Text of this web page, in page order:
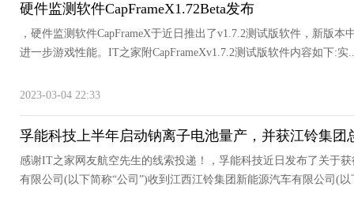
硬件监测软件CapFrameX1.72Beta发布
，硬件监测软件CapFrameX于近日推出了v1.7.2测试版软件，新版
进一步游戏性能。IT之家附CapFrameXv1.7.2测试版软件内容如下:实
2023-03-04 22:33
孚能科技上半年启动钠离子电池量产，并获江铃集团
感谢IT之家网友航空先生的线索投递！，孚能科技近日发布了关于
有限公司(以下简称“公司”)收到江西江铃集团新能源汽车有限公司(以